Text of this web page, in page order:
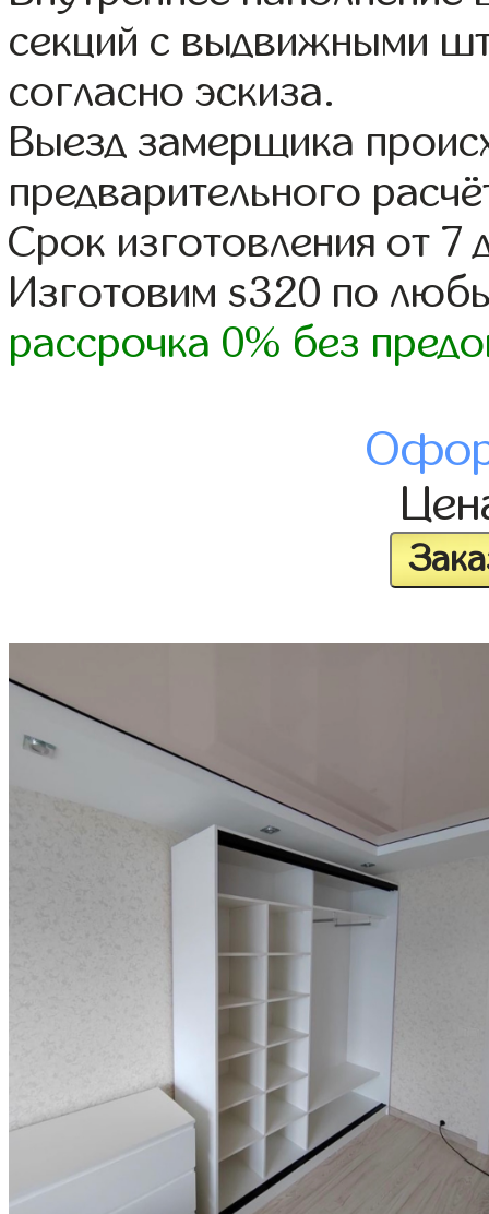
секций с выдвижными
согласно эскиза.
Выезд замерщика
предварительного
Срок изготовления от 7
Изготовим s320 по
рассрочка 0% без